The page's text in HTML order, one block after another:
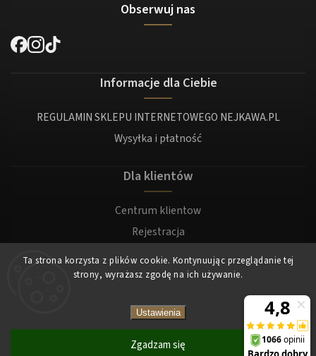
Ta strona korzysta z plików cookie. Kontynuując przeglądanie tej
strony, wyrażasz zgodę na ich używanie.
Ustawienia
Zgadzam się
Obserwuj nas
Informacje dla Ciebie
REGULAMIN SKLEPU INTERNETOWEGO NEJKAWA.PL
Wysyłka i płatność
Dla klientów
Centrum klientow
Rejestracja
Zaloguj sie
Nejkawa. Wszystkie prawa zastrzeżone.